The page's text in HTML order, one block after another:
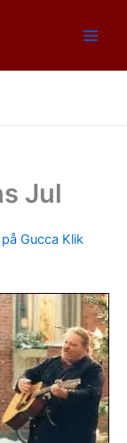
Jul
Gucca Klik